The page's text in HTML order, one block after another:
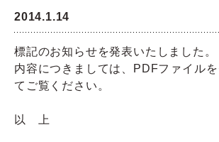
公式通販
2014.1.14
標記のお知らせを発表いたしました。
内容につきましては、PDFファイル
てご覧ください。
以 上